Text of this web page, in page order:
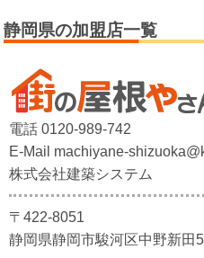
静岡県の加盟店一覧
電話 0120-989-742
E-Mail machiyane-
株式会社建築システム
〒422-8051
静岡県静岡市駿河区中野新田